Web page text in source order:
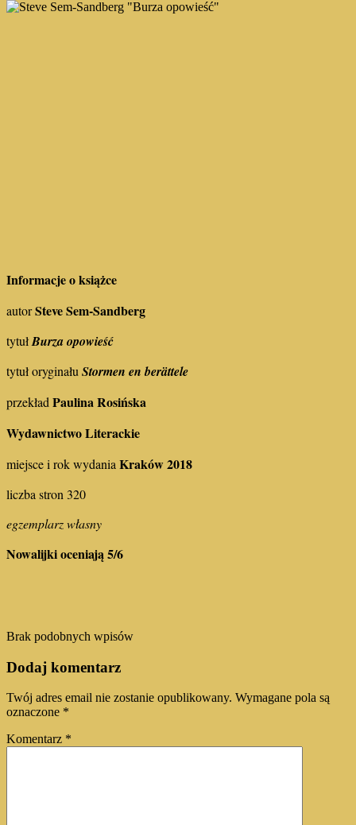
Informacje o książce
autorSteve Sem-Sandberg
tytułBurza opowieść
tytuł oryginału Stormen en berättele
przekład Paulina Rosińska
Wydawnictwo Literackie
miejsce i rok wydania Kraków 2018
liczba stron 320
egzemplarz własny
Nowalijki oceniają 5/6
Brak podobnych wpisów
Dodaj komentarz
Twój adres email nie zostanie opublikowany. Wymagane pola są
oznaczone *
Komentarz *